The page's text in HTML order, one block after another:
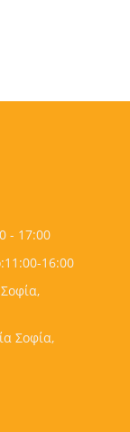
- 17:00
16:00
Σοφία,